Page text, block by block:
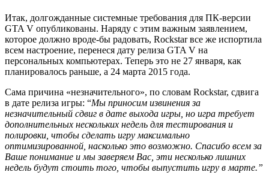
Итак, долгожданные системные требования для ПК-версии
GTA V опубликованы. Наряду с этим важным заявлением,
которое должно вроде-бы радовать, Rockstar все же испортила
всем настроение, перенеся дату релиза GTA V на
персональных компьютерах. Теперь это не 27 января, как
планировалось раньше, а 24 марта 2015 года.
Сама причина «незначительного», по словам Rockstar, сдвига
в дате релиза игры: “Мы приносим извиненияза
незначительный сдвиг в дате выхода игры, но игра требует
дополнительных нескольких недель для тестирования и
полировки, чтобы сделать игру максимально
оптимизированной, насколько это возможно. Спасибо всем за
Ваше понимание и мы заверяем Вас, эти несколько лишних
недель будут стоить того, чтобы выпустить игру в марте.”